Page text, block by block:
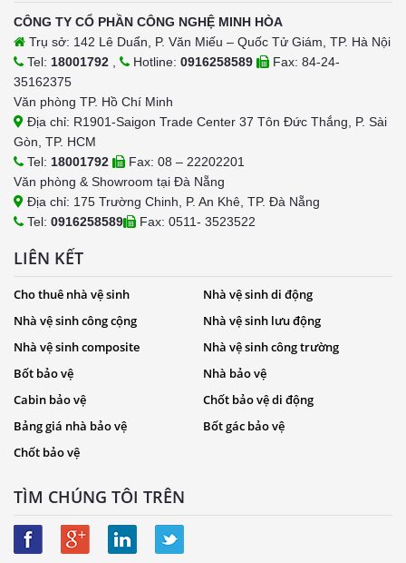
CÔNG TY CỔ PHẦN CÔNG NGHỆ MINH HÒA
Trụ sở: 142 Lê Duẩn, P. Văn Miếu – Quốc Tử Giám, TP. Hà Nội
Tel: 18001792 Hotline: 0916258589
Fax: 84-24-
35162375
Văn phòng TP. Hồ Chí Minh
Địa chỉ: R1901-Saigon Trade Center 37 Tôn Đức Thắng, P. Sài
Gòn, TP. HCM
Tel: 18001792
Fax: 08 – 22202201
Văn phòng & Showroom tại Đà Nẵng
Địa chỉ: 175 Trường Chinh, P. An Khê, TP. Đà Nẵng
Tel: 0916258589 Fax: 0511- 3523522
LIÊN KẾT
Cho thuê nhà vệ sinh
Nhà vệ sinh di động
Nhà vệ sinh công cộng
Nhà vệ sinh lưu động
Nhà vệ sinh composite
Nhà vệ sinh công trường
Bốt bảo vệ
Nhà bảo vệ
Cabin bảo vệ
Chốt bảo vệ di động
Bảng giá nhà bảo vệ
Bốt gác bảo vệ
Chốt bảo vệ
TÌM CHÚNG TÔI TRÊN